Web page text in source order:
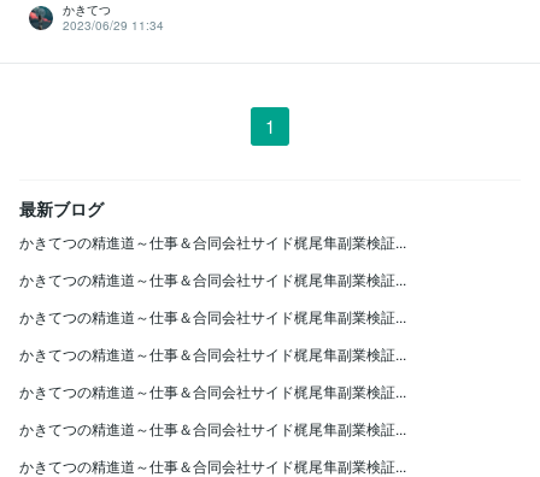
かきてつ
2023/06/29 11:34
1
最新ブログ
かきてつの精進道～仕事＆合同会社サイド梶尾隼副業検証...
かきてつの精進道～仕事＆合同会社サイド梶尾隼副業検証...
かきてつの精進道～仕事＆合同会社サイド梶尾隼副業検証...
かきてつの精進道～仕事＆合同会社サイド梶尾隼副業検証...
かきてつの精進道～仕事＆合同会社サイド梶尾隼副業検証...
かきてつの精進道～仕事＆合同会社サイド梶尾隼副業検証...
かきてつの精進道～仕事＆合同会社サイド梶尾隼副業検証...